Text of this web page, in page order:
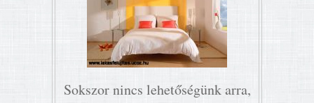
Sokszor nincs lehetőségünk arra,